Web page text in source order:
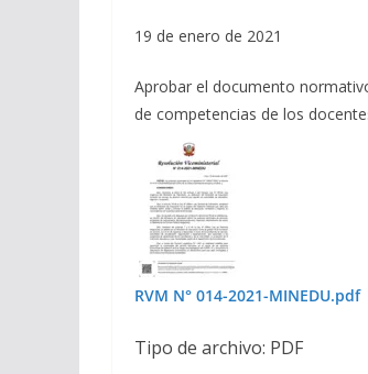
19 de enero de 2021
Aprobar el documento
de competencias de los
RVM N° 014-2021-MINEDU.pdf
Tipo de archivo: PDF